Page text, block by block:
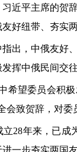
近平主席的贺
好纽带、夯实
出，中俄友好
挥中俄民间交
希望委员会积
会致贺辞，对
28年来，已
一步夯实两国